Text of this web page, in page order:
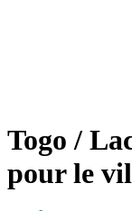
Togo /
pour le